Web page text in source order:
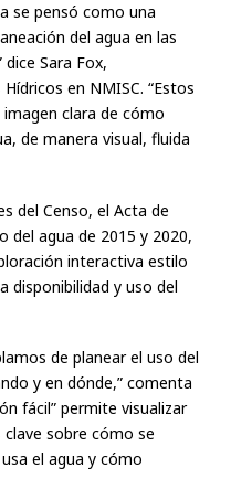
se pensó como una
del agua en las
Sara Fox,
en NMISC. “Estos
clara de cómo
de manera visual, fluida
del Censo, el Acta de
del agua de 2015 y 2020,
interactiva estilo
disponibilidad y uso del
de planear el uso del
y en dónde,” comenta
fácil” permite visualizar
sobre cómo se
el agua y cómo